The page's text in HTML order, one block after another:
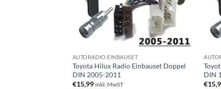
AUTORADIO EINBAUSET
Toyota Hilux Radio Einbauset Doppel
DIN 2005-2011
€15,99 inkl. MwST
DIN
€